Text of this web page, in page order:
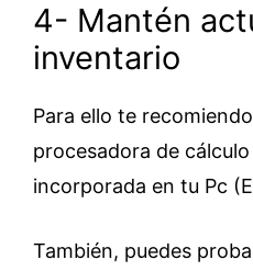
4- Mantén
inventario
Para ello te
procesadora de
incorporada en tu Pc
También, puedes